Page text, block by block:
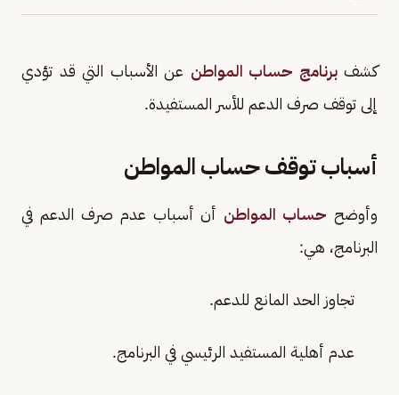
كشفبرنامج حساب المواطن عن الأسباب التي قد تؤدي
إلى توقف صرف الدعم للأسر المستفيدة.
أسباب توقف حساب المواطن
وأوضح حساب المواطن أن أسباب عدم صرف الدعم في
البرنامج، هي:
تجاوز الحد المانع للدعم.
عدم أهلية المستفيد الرئيسي في البرنامج.